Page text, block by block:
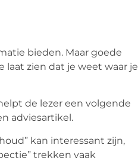
bieden. Maar goede
zien dat je weet waar je
de lezer een volgende
adviesartikel.
kan interessant zijn,
trekken vaak